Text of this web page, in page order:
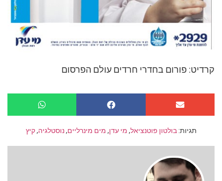
קרדיט: פורום בחדרי חרדים עולם הפרסום
תגיות: בולטון פוטנציאל, מי עדן, מים מינרליים,נוסטלגיה,קיץ